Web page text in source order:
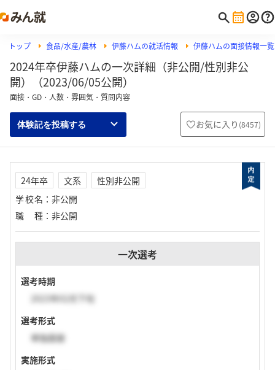
トップ 食品/水産/農林 伊藤ハムの就活情報 伊藤ハムの面接情報一覧
2024年卒伊藤ハムの一次詳細（非公開/性別非公
開）（2023/06/05公開）
面接・GD・人数・雰囲気・質問内容
体験記を投稿する お気に入り (8457)
24年卒 文系
性別非公開
学校名 ： 非公開
職種 ： 非公開
一次選考
選考時期
2023年02月下旬
選考形式
単独面接
実施形式